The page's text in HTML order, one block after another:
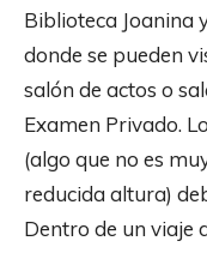
Biblioteca Joanina
donde se pueden
salón de actos o
Examen Privado.
(algo que no es
reducida altura)
Dentro de un viaje